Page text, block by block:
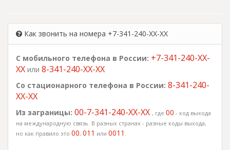
Как звонить на номера +7-341-240-XX-XX
С мобильного телефона в России: +7-341-240-XX-
XX или 8-341-240-XX-XX
Со стационарного телефона в России: 8-341-240-
XX-XX
Из заграницы: 00-7-341-240-XX-XX , где 00 - код выхода
на международную связь. В разных странах - разные коды выхода,
но как правило это 00, 011 или 0011 .